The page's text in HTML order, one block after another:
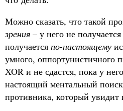
Можно сказать, что такой
зрения – у него не
получается по-настоящему
умного, оппортунистичного
XOR и не сдастся, пока у
настоящий ментальный
противника, который увидит